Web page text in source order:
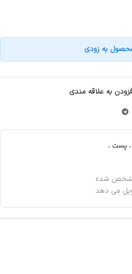
به زودی
به علاقه مندی
پست ،
مشخص شده
می دهد